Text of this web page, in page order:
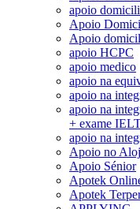
apoio
Apoio
Apoio
apoio HCPC
apoio medico
apoio na
apoio na
apoio na
+ exame
apoio na
Apoio no
Apoio Sénior
Apotek
Apotek